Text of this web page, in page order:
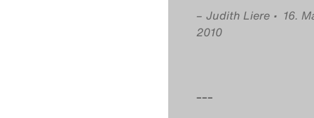
– Judith Liere • 16.
2010
–––